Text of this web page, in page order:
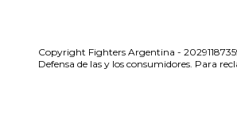
Copyright Fighters Argentina -
Defensa de las y los consumidores. Para